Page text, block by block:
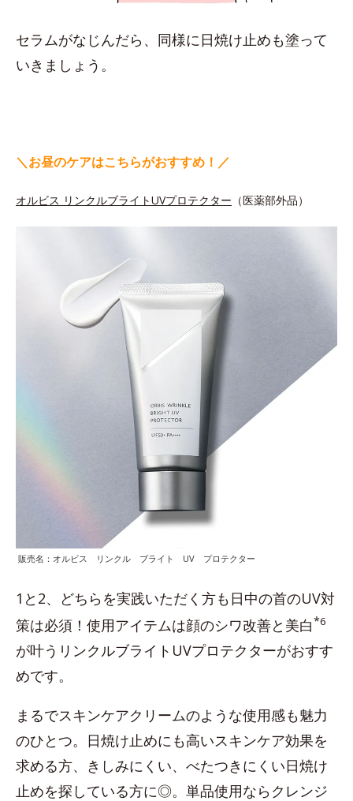
セラムがなじんだら、同様に日焼け止めも塗って
いきましょう。
＼お昼のケアはこちらがおすすめ！／
オルビス リンクルブライトUVプロテクター （医薬部外品）
販売名：オルビス リンクル ブライト UV プロテクター
1と2、どちらを実践いただく方も日中の首のUV対
策は必須！使用アイテムは顔のシワ改善と美白*6
が叶うリンクルブライトUVプロテクターがおすす
めです。
まるでスキンケアクリームのような使用感も魅力
のひとつ。日焼け止めにも高いスキンケア効果を
求める方、きしみにくい、べたつきにくい日焼け
止めを探している方に◎。単品使用ならクレンジ